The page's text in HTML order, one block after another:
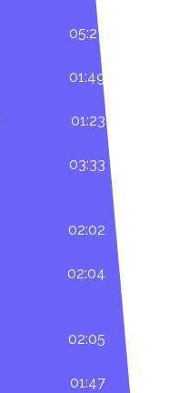
05:27
01:49
01:23
03:33
02:02
02:04
02:05
01:47